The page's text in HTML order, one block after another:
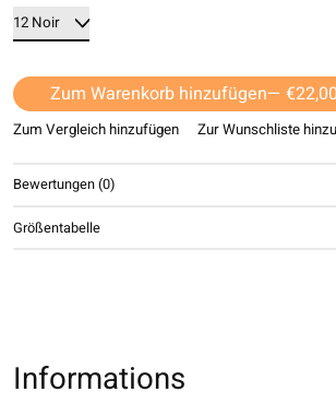
Zum Warenkorb hinzufügen — €22,00
Zum Vergleich hinzufügen Zur Wunschliste
Bewertungen (0)
Größentabelle
Informations